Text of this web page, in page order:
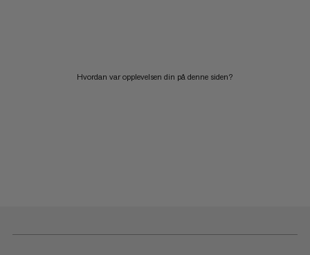
Hvordan var opplevelsen din på denne siden?